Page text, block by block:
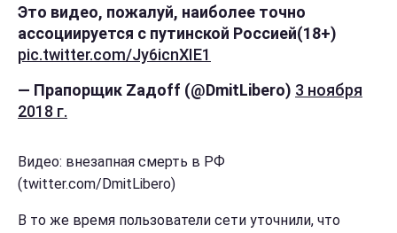
Это видео, пожалуй, наиболее точно
ассоциируется с путинской Россией(18+)
pic.twitter.com/Jy6icnXIE1
— Прапорщик Zадоff (@DmitLibero) 3 ноября
2018 г.
Видео: внезапная смерть в РФ
(twitter.com/DmitLibero)
В то же время пользователи сети уточнили, что